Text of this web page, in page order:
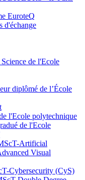
EuroteQ
d'échange
de l'Ecole
diplômé de l’École
l'Ecole polytechnique
de l'Ecole
Artificial
Visual
Cybersecurity (CyS)